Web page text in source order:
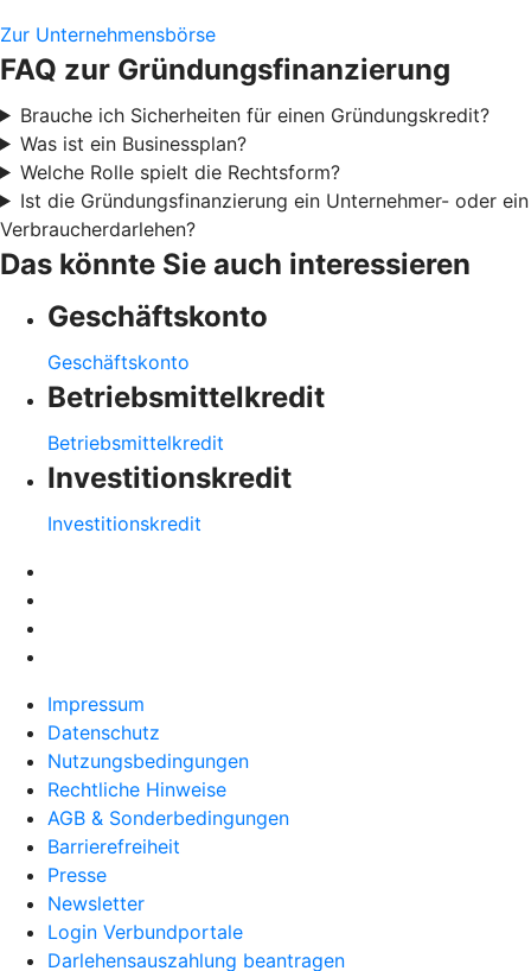
Zur Unternehmensbörse
FAQ zur Gründungsfinanzierung
Brauche ich Sicherheiten für einen Gründungskredit?
Was ist ein Businessplan?
Welche Rolle spielt die Rechtsform?
Ist die Gründungsfinanzierung ein Unternehmer- oder ein
Verbraucherdarlehen?
Das könnte Sie auch interessieren
Geschäftskonto
Geschäftskonto
Betriebsmittelkredit
Betriebsmittelkredit
Investitionskredit
Investitionskredit
Impressum
Datenschutz
Nutzungsbedingungen
Rechtliche Hinweise
AGB & Sonderbedingungen
Barrierefreiheit
Presse
Newsletter
Login Verbundportale
Darlehensauszahlung beantragen